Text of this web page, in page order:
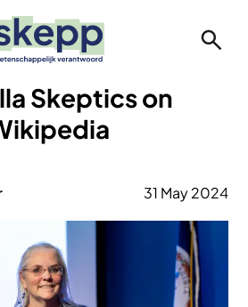
Skeptics on
31 May 2024